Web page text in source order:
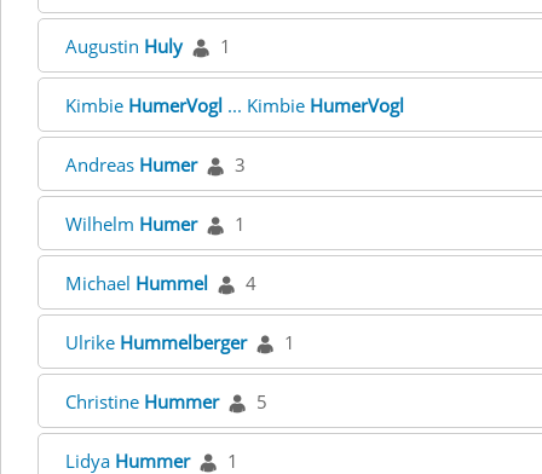
Augustin Huly 1
Kimbie HumerVogl ... Kimbie HumerVogl
Andreas Humer 3
Wilhelm Humer 1
Michael Hummel 4
Ulrike Hummelberger 1
Christine Hummer 5
Lidya Hummer 1